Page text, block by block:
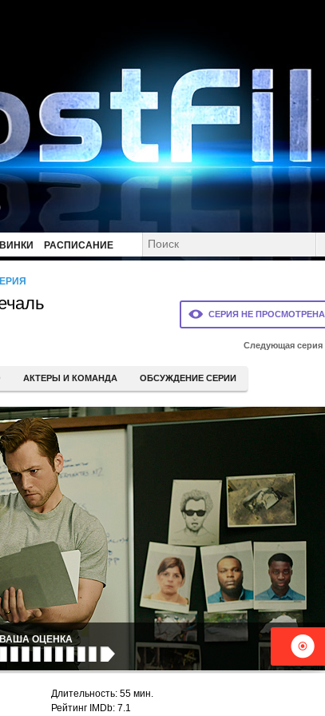
РАСПИСАНИЕ
СЕРИЯ НЕ ПРОСМОТРЕНА
Следующая серия
АКТЕРЫ И КОМАНДА ОБСУЖДЕНИЕ СЕРИИ
ВАША ОЦЕНКА
Длительность: 55 мин.
Рейтинг IMDb: 7.1